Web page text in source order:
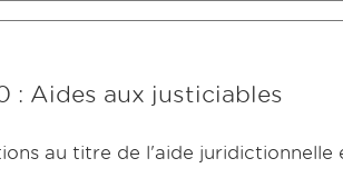
: Aides aux justiciables
au titre de l'aide